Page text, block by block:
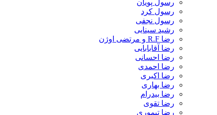
رسول پویان
رسول کرد
رسول نجفی
رشید سینایی
رضا R.F و مرتضی اوژن
رضا آقابابایی
رضا احسانی
رضا احمدی
رضا اکبری
رضا بهاری
رضا بیدرام
رضا تقوی
رضا تیموری